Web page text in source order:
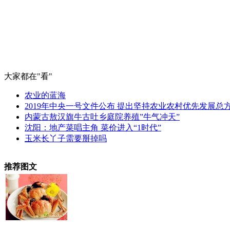
大家都在"看"
农业的蓝海
2019年中央一号文件公布 提出坚持农业农村优先发展总
内蒙古敖汉旗牛古吐乡庭院养殖”牛气冲天”
沈阳：地产菜唱主角 菜价进入“1时代”
玉米长丫子需要掰掉吗
推荐图文